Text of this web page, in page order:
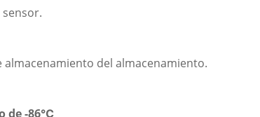
del almacenamiento.
de -86℃